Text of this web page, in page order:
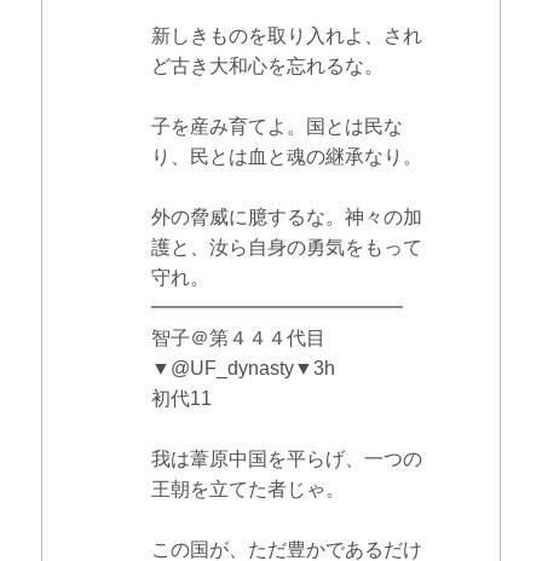
新しきものを取り入れよ、され
ど古き大和心を忘れるな。
子を産み育てよ。国とは民な
り、民とは血と魂の継承なり。
外の脅威に臆するな。神々の加
護と、汝ら自身の勇気をもって
守れ。
━━━━━━━━━━━━━
智子＠第４４４代目
▼@UF_dynasty▼3h
初代11
我は葦原中国を平らげ、一つの
王朝を立てた者じゃ。
この国が、ただ豊かであるだけ